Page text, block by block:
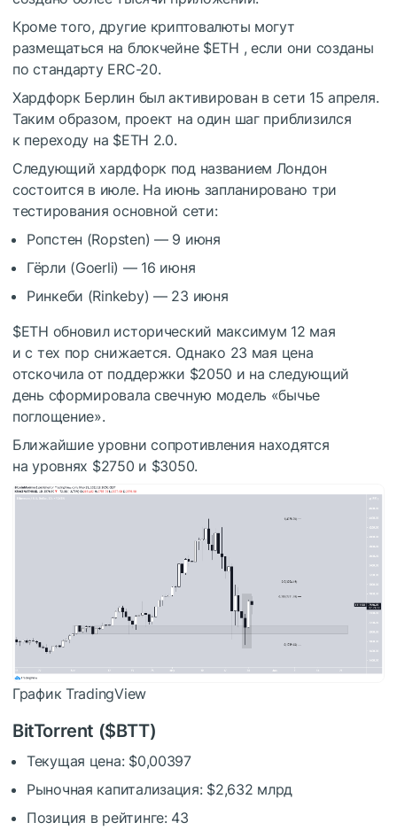
Кроме того, другие криптовалюты могут
размещаться на блокчейне $ETH , если они созданы
по стандарту ERC-20.
Хардфорк Берлин был активирован в сети 15 апреля.
Таким образом, проект на один шаг приблизился
к переходу на $ETH 2.0.
Следующий хардфорк под названием Лондон
состоится в июле. На июнь запланировано три
тестирования основной сети:
Ропстен (Ropsten) — 9 июня
Гёрли (Goerli) — 16 июня
Ринкеби (Rinkeby) — 23 июня
$ETH обновил исторический максимум 12 мая
и с тех пор снижается. Однако 23 мая цена
отскочила от поддержки $2050 и на следующий
день сформировала свечную модель «бычье
поглощение».
Ближайшие уровни сопротивления находятся
на уровнях $2750 и $3050.
График TradingView
BitTorrent ($BTT)
Текущая цена: $0,00397
Рыночная капитализация: $2,632 млрд
Позиция в рейтинге: 43